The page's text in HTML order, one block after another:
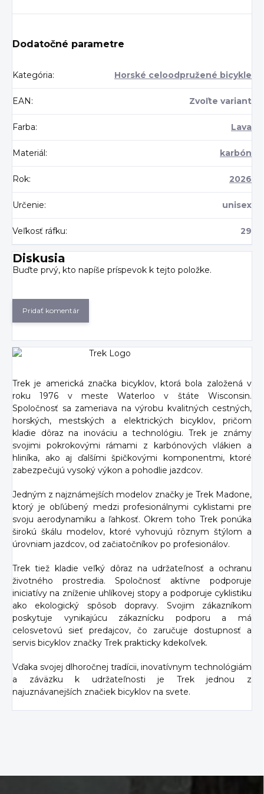
Dodatočné parametre
Kategória: Horské celoodpružené bicykle
EAN : Zvoľte variant
Farba: Lava
Materiál : karbón
Rok: 2026
Určenie: unisex
Veľkosť ráfku: 29
Diskusia
Buďte prvý, kto napíše príspevok k tejto položke.
Pridať komentár
Trek je americká značka bicyklov, ktorá bola založená v
roku 1976 v meste Waterloo v štáte Wisconsin.
Spoločnosť sa zameriava na výrobu kvalitných cestných,
horských, mestských a elektrických bicyklov, pričom
kladie dôraz na inováciu a technológiu. Trek je známy
svojimi pokrokovými rámami z karbónových vlákien a
hliníka, ako aj ďalšími špičkovými komponentmi, ktoré
zabezpečujú vysoký výkon a pohodlie jazdcov.
Jedným z najznámejších modelov značky je Trek Madone,
ktorý je obľúbený medzi profesionálnymi cyklistami pre
svoju aerodynamiku a ľahkosť. Okrem toho Trek ponúka
širokú škálu modelov, ktoré vyhovujú rôznym štýlom a
úrovniam jazdcov, od začiatočníkov po profesionálov.
Trek tiež kladie veľký dôraz na udržateľnosť a ochranu
životného prostredia. Spoločnosť aktívne podporuje
iniciatívy na zníženie uhlíkovej stopy a podporuje cyklistiku
ako ekologický spôsob dopravy. Svojim zákazníkom
poskytuje vynikajúcu zákaznícku podporu a má
celosvetovú sieť predajcov, čo zaručuje dostupnosť a
servis bicyklov značky Trek prakticky kdekoľvek.
Vďaka svojej dlhoročnej tradícii, inovatívnym technológiám
a záväzku k udržateľnosti je Trek jednou z
najuznávanejších značiek bicyklov na svete.